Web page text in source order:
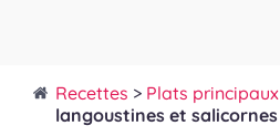
Recettes > Plats principaux
langoustines et salicornes